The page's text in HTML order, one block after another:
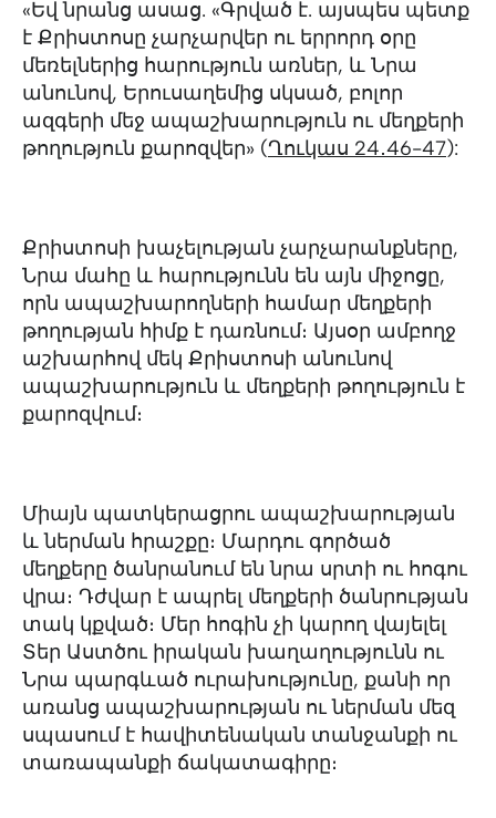
«Եվ նրանց ասաց. «Գրված է. այսպես պետք
է Քրիստոսը չարչարվեր ու երրորդ օրը
մեռելներից հարություն առներ, և Նրա
անունով, Երուսաղեմից սկսած, բոլոր
ազգերի մեջ ապաշխարություն ու մեղքերի
թողություն քարոզվեր» (Ղուկաս 24․46-47):
Քրիստոսի խաչելության չարչարանքները,
Նրա մահը և հարությունն են այն միջոցը,
որն ապաշխարողների համար մեղքերի
թողության հիմք է դառնում։ Այսօր ամբողջ
աշխարհով մեկ Քրիստոսի անունով
ապաշխարություն և մեղքերի թողություն է
քարոզվում։
Միայն պատկերացրու ապաշխարության
և ներման հրաշքը։ Մարդու գործած
մեղքերը ծանրանում են նրա սրտի ու հոգու
վրա։ Դժվար է ապրել մեղքերի ծանրության
տակ կքված։ Մեր հոգին չի կարող վայելել
Տեր Աստծու իրական խաղաղությունն ու
Նրա պարգևած ուրախությունը, քանի որ
առանց ապաշխարության ու ներման մեզ
սպասում է հավիտենական տանջանքի ու
տառապանքի ճակատագիրը։